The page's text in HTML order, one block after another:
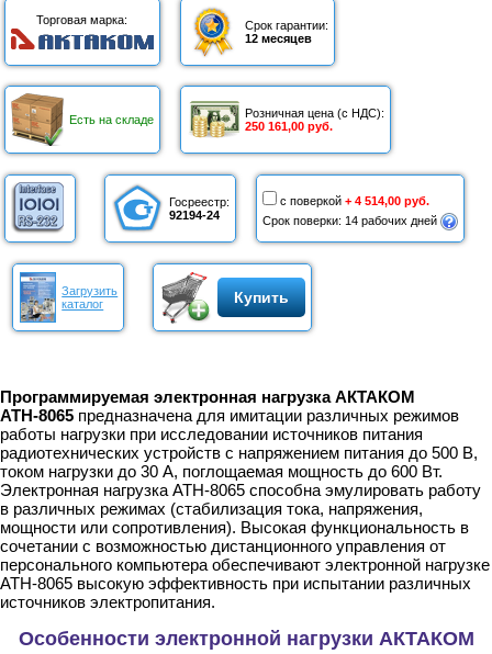
Торговая марка:
Срок гарантии:
12 месяцев
Есть на складе
Розничная цена (с НДС):
250 161,00 руб.
Госреестр:
92194-24
с поверкой + 4 514,00 руб.
Срок поверки: 14 рабочих дней
Загрузить
каталог
Купить
Программируемая электронная нагрузка АКТАКОМ
АТН-8065 предназначена для имитации различных режимов
работы нагрузки при исследовании источников питания
радиотехнических устройств с напряжением питания до 500 В,
током нагрузки до 30 А, поглощаемая мощность до 600 Вт.
Электронная нагрузка АТН-8065 способна эмулировать работу
в различных режимах (стабилизация тока, напряжения,
мощности или сопротивления). Высокая функциональность в
сочетании с возможностью дистанционного управления от
персонального компьютера обеспечивают электронной нагрузке
АТН-8065 высокую эффективность при испытании различных
источников электропитания.
Особенности электронной нагрузки АКТАКОМ